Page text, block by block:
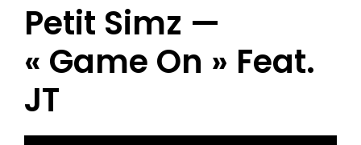
Petit Simz —
« Game On » Feat.
JT